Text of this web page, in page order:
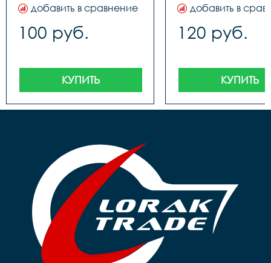
добавить в сравнение
100 руб.
КУПИТЬ
добавить в
120 руб.
КУПИТЬ